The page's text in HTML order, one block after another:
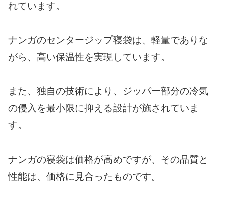
れています。
ナンガのセンタージップ寝袋は、軽量でありな
がら、高い保温性を実現しています。
また、独自の技術により、ジッパー部分の冷気
の侵入を最小限に抑える設計が施されていま
す。
ナンガの寝袋は価格が高めですが、その品質と
性能は、価格に見合ったものです。